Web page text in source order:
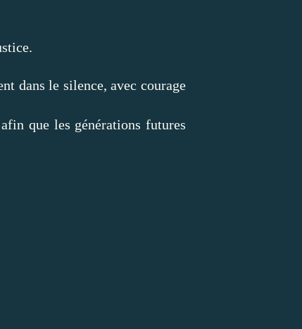
dans le silence, avec courage
que les générations futures